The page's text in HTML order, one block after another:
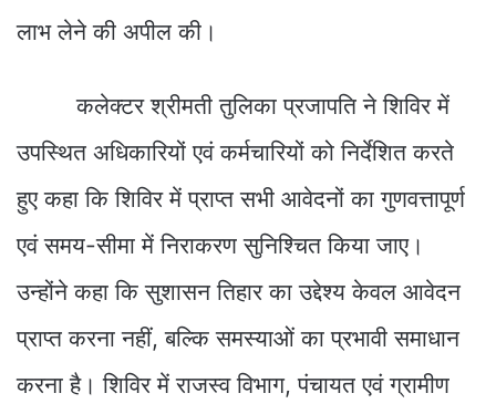
लाभ लेने की अपील की।
कलेक्टर श्रीमती तुलिका प्रजापति ने शिविर में
उपस्थित अधिकारियों एवं कर्मचारियों को निर्देशित करते
हुए कहा कि शिविर में प्राप्त सभी आवेदनों का गुणवत्तापूर्ण
एवं समय-सीमा में निराकरण सुनिश्चित किया जाए।
उन्होंने कहा कि सुशासन तिहार का उद्देश्य केवल आवेदन
प्राप्त करना नहीं, बल्कि समस्याओं का प्रभावी समाधान
करना है। शिविर में राजस्व विभाग, पंचायत एवं ग्रामीण